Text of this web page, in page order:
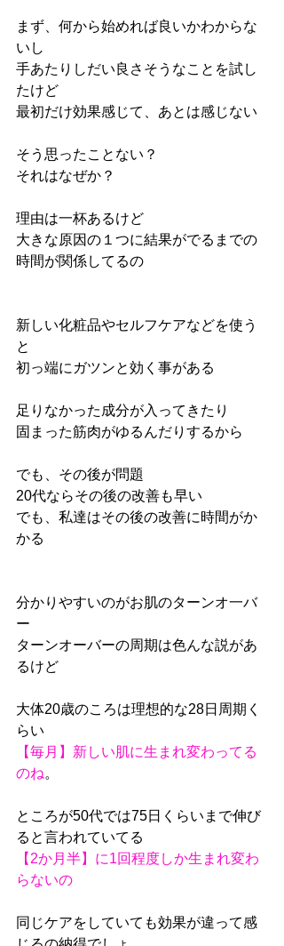
まず、何から始めれば良いかわからな
いし
手あたりしだい良さそうなことを試し
たけど
最初だけ効果感じて、あとは感じない
そう思ったことない？
それはなぜか？
理由は一杯あるけど
大きな原因の１つに結果がでるまでの
時間が関係してるの
新しい化粧品やセルフケアなどを使う
と
初っ端にガツンと効く事がある
足りなかった成分が入ってきたり
固まった筋肉がゆるんだりするから
でも、その後が問題
20代ならその後の改善も早い
でも、私達はその後の改善に時間がか
かる
分かりやすいのがお肌のターンオ一バ
ー
ターンオーバーの周期は色んな説があ
るけど
大体20歳のころは理想的な28日周期く
らい
【毎月】新しい肌に生まれ変わってる
のね。
ところが50代では75日くらいまで伸び
ると言われていてる
【2か月半】に1回程度しか生まれ変わ
らないの
同じケアをしていても効果が違って感